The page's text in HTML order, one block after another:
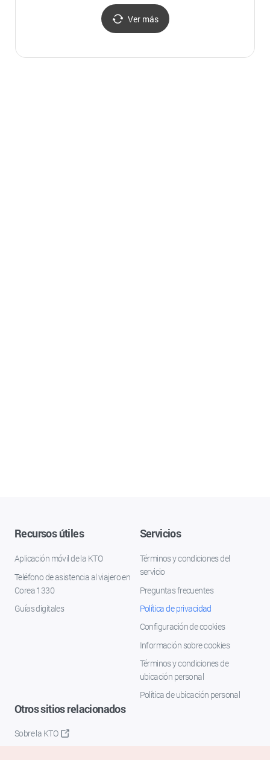
Ver más
Recursos útiles
Aplicación móvil de la KTO
Teléfono de asistencia al viajero en
Corea 1330
Guías digitales
Servicios
Términos y condiciones del
servicio
Preguntas frecuentes
Política de privacidad
Configuración de cookies
Información sobre cookies
Términos y condiciones de
ubicación personal
Política de ubicación personal
Otros sitios relacionados
Sobre la KTO